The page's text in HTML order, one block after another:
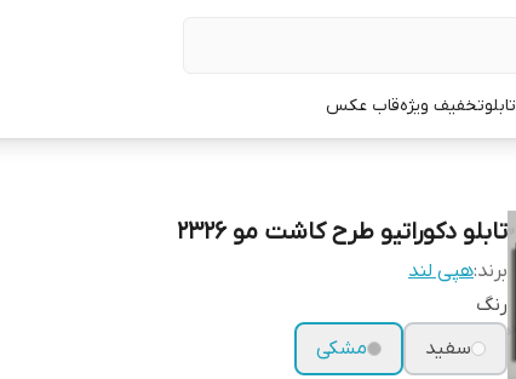
تابلوتخفیف ویژهقاب عکس
تابلو دکوراتیو طرح کاشت مو 2326
برند:هپی لند
رنگ
سفید
مشکی